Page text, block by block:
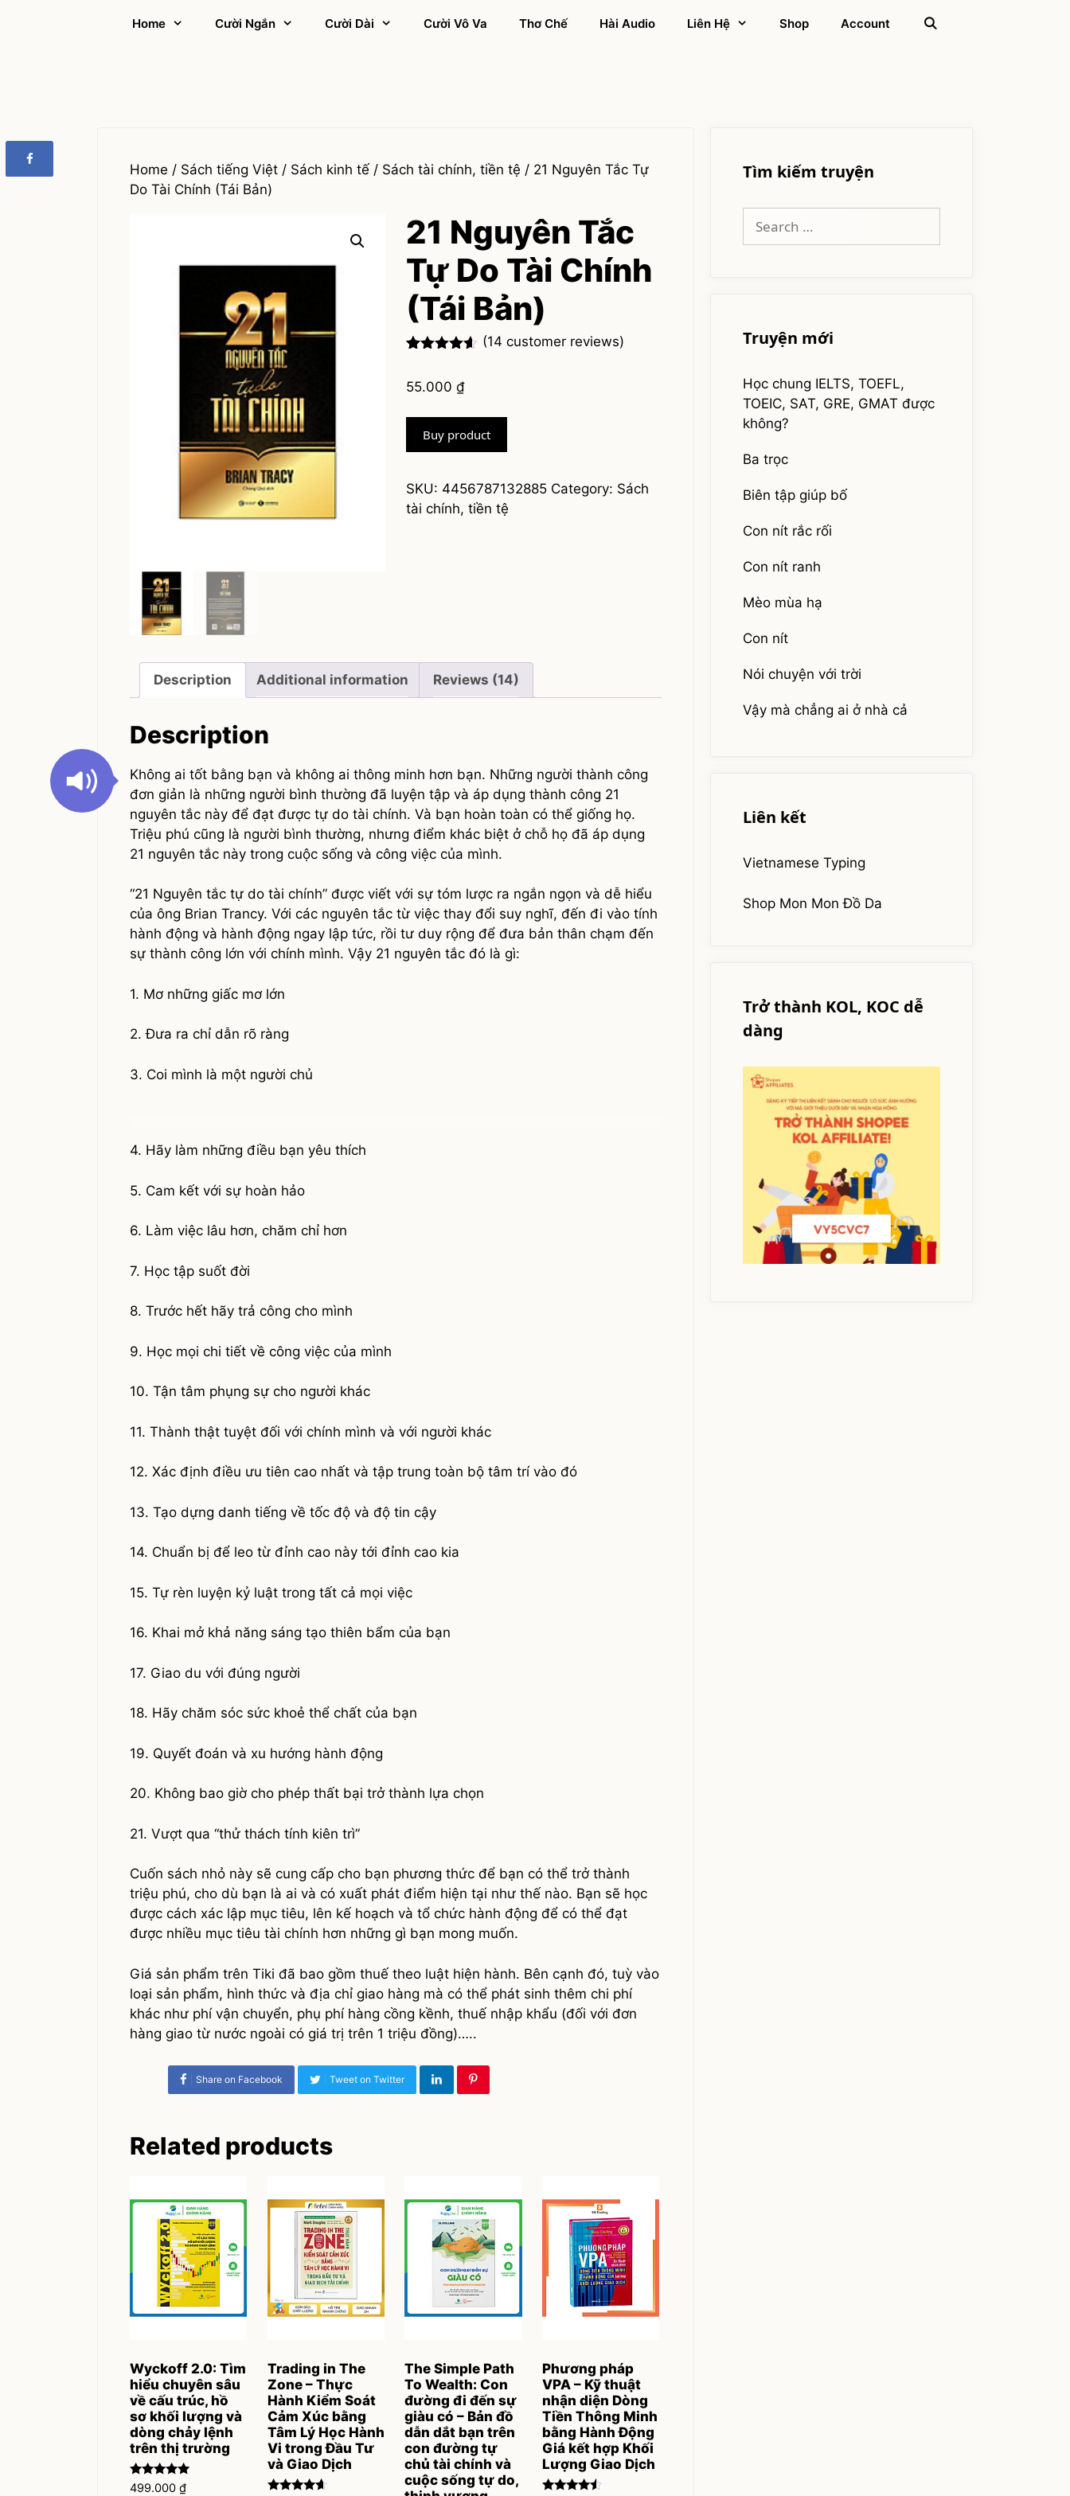
Home Cười Ngắn Cười Dài Cười Vô Va Thơ Chế Hài Audio Liên Hệ Shop Account
Home / Sách tiếng Việt / Sách kinh tế / Sách tài chính, tiền tệ / 21 Nguyên Tắc Tự
Do Tài Chính (Tái Bản)
21 Nguyên Tắc
Tự Do Tài Chính
(Tái Bản)
based on
ratings
(14 customer reviews)
55.000₫
Buy product
SKU: 4456787132885 Category: Sách
tài chính, tiền tệ
Description Additional information Reviews (14)
Description
Không ai tốt bằng bạn và không ai thông minh hơn bạn. Những người thành công
đơn giản là những người bình thường đã luyện tập và áp dụng thành công 21
nguyên tắc này để đạt được tự do tài chính. Và bạn hoàn toàn có thể giống họ.
Triệu phú cũng là người bình thường, nhưng điểm khác biệt ở chỗ họ đã áp dụng
21 nguyên tắc này trong cuộc sống và công việc của mình.
“21 Nguyên tắc tự do tài chính” được viết với sự tóm lược ra ngắn ngọn và dễ hiểu
của ông Brian Trancy. Với các nguyên tắc từ việc thay đổi suy nghĩ, đến đi vào tính
hành động và hành động ngay lập tức, rồi tư duy rộng để đưa bản thân chạm đến
sự thành công lớn với chính mình. Vậy 21 nguyên tắc đó là gì:
1. Mơ những giấc mơ lớn
2. Đưa ra chỉ dẫn rõ ràng
3. Coi mình là một người chủ
4. Hãy làm những điều bạn yêu thích
5. Cam kết với sự hoàn hảo
6. Làm việc lâu hơn, chăm chỉ hơn
7. Học tập suốt đời
8. Trước hết hãy trả công cho mình
9. Học mọi chi tiết về công việc của mình
10. Tận tâm phụng sự cho người khác
11. Thành thật tuyệt đối với chính mình và với người khác
12. Xác định điều ưu tiên cao nhất và tập trung toàn bộ tâm trí vào đó
13. Tạo dựng danh tiếng về tốc độ và độ tin cậy
14. Chuẩn bị để leo từ đỉnh cao này tới đỉnh cao kia
15. Tự rèn luyện kỷ luật trong tất cả mọi việc
16. Khai mở khả năng sáng tạo thiên bẩm của bạn
17. Giao du với đúng người
18. Hãy chăm sóc sức khoẻ thể chất của bạn
19. Quyết đoán và xu hướng hành động
20. Không bao giờ cho phép thất bại trở thành lựa chọn
21. Vượt qua “thử thách tính kiên trì”
Cuốn sách nhỏ này sẽ cung cấp cho bạn phương thức để bạn có thể trở thành
triệu phú, cho dù bạn là ai và có xuất phát điểm hiện tại như thế nào. Bạn sẽ học
được cách xác lập mục tiêu, lên kế hoạch và tổ chức hành động để có thể đạt
được nhiều mục tiêu tài chính hơn những gì bạn mong muốn.
Giá sản phẩm trên Tiki đã bao gồm thuế theo luật hiện hành. Bên cạnh đó, tuỳ vào
loại sản phẩm, hình thức và địa chỉ giao hàng mà có thể phát sinh thêm chi phí
khác như phí vận chuyển, phụ phí hàng cồng kềnh, thuế nhập khẩu (đối với đơn
hàng giao từ nước ngoài có giá trị trên 1 triệu đồng)…..
Share on Facebook Tweet on Twitter
Related products
Wyckoff 2.0: Tìm
hiểu chuyên sâu
về cấu trúc, hồ
sơ khối lượng và
dòng chảy lệnh
trên thị trường
Rated
499.000 ₫
Trading in The
Zone – Thực
Hành Kiểm Soát
Cảm Xúc bằng
Tâm Lý Học Hành
Vi trong Đầu Tư
và Giao Dịch
The Simple Path
To Wealth: Con
đường đi đến sự
giàu có – Bản đồ
dẫn dắt bạn trên
con đường tự
chủ tài chính và
cuộc sống tự do,
Phương pháp
VPA – Kỹ thuật
nhận diện Dòng
Tiền Thông Minh
bằng Hành Động
Giá kết hợp Khối
Lượng Giao Dịch
Tìm kiếm truyện
for:
Truyện mới
Học chung IELTS, TOEFL,
TOEIC, SAT, GRE, GMAT được
không?
Ba trọc
Biên tập giúp bố
Con nít rắc rối
Con nít ranh
Mèo mùa hạ
Con nít
Nói chuyện với trời
Vậy mà chẳng ai ở nhà cả
Liên kết
Vietnamese Typing
Shop Mon Mon Đồ Da
Trở thành KOL, KOC dễ
dàng